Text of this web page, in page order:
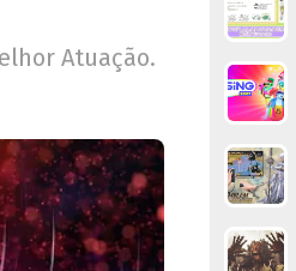
Atuação.